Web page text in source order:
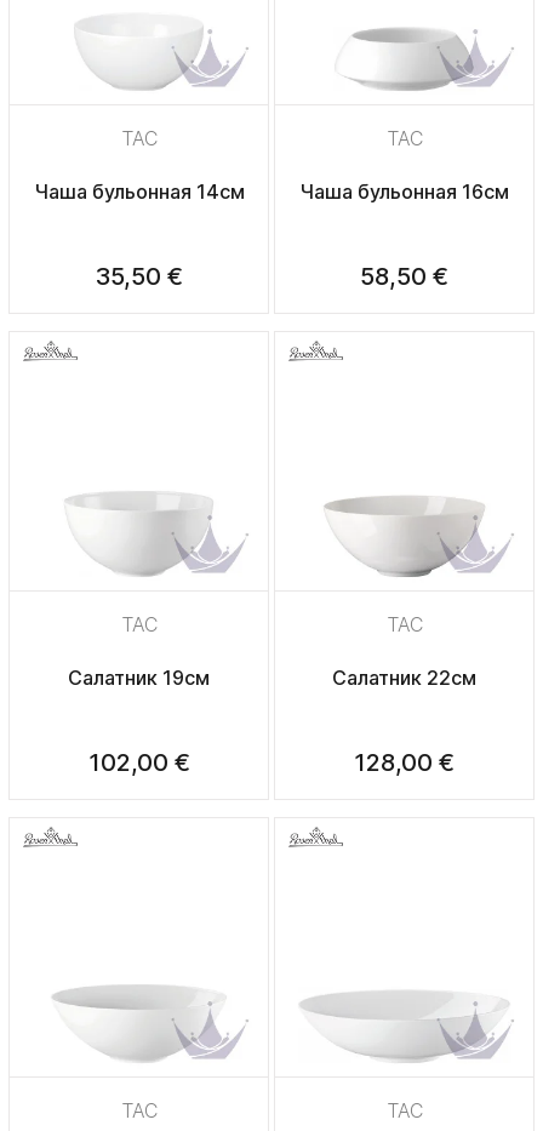
TAC
Чаша бульонная 14см
35,50 €
TAC
Чаша бульонная 16см
58,50 €
TAC
Салатник 19см
102,00 €
TAC
Салатник 22см
128,00 €
TAC TAC